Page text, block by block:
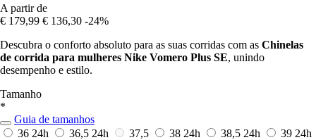
A partir de
€ 179,99 € 136,30 -24%
Descubra o conforto absoluto para as suas corridas com as Chinelas
de corrida para mulheres Nike Vomero Plus SE, unindo
desempenho e estilo.
Tamanho
*
Guia de tamanhos
36 24h 36,5 24h 37,5 38 24h 38,5 24h 39 24h